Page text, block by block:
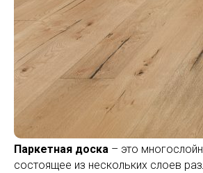
Паркетная доска – это
состоящее из нескольких слоев